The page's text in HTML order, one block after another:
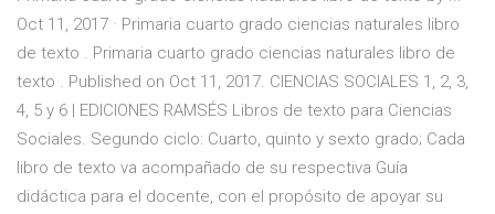
Oct 11, 2017 · Primaria cuarto grado ciencias naturales libro
de texto . Primaria cuarto grado ciencias naturales libro de
texto . Published on Oct 11, 2017. CIENCIAS SOCIALES 1, 2, 3,
4, 5 y 6 | EDICIONES RAMSÉS Libros de texto para Ciencias
Sociales. Segundo ciclo: Cuarto, quinto y sexto grado; Cada
libro de texto va acompañado de su respectiva Guía
didáctica para el docente, con el propósito de apoyar su